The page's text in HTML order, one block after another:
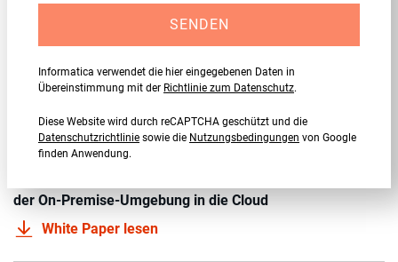
SENDEN
Informatica verwendet die hier eingegebenen Daten in
Übereinstimmung mit der Richtlinie zum Datenschutz.
Diese Website wird durch reCAPTCHA geschützt und die
Datenschutzrichtlinie sowie die Nutzungsbedingungen von Google
finden Anwendung.
Empfohlene Informationsquellen
Architektur der Cloud Data Management Platform
Jetzt lesen
der On-Premise-Umgebung in die Cloud
White Paper lesen